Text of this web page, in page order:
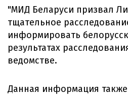
"МИД Беларуси призвал
тщательное
информировать
результатах
ведомстве.
Данная информация